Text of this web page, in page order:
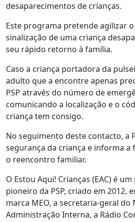
desaparecimentos de crianças.
Este programa pretende agilizar
sinalização de uma criança
seu rápido retorno à família.
Caso a criança portadora da
adulto que a encontre apenas
PSP através do número de
comunicando a localização e o
criança tem consigo.
No seguimento deste contacto, a
segurança da criança e informa a
o reencontro familiar.
O Estou Aqui! Crianças (EAC) é
pioneiro da PSP, criado em 2012,
marca MEO, a secretaria-geral do
Administração Interna, a Rádio